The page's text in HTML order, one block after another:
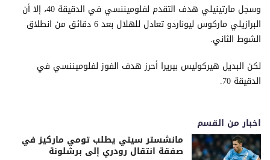
وسجل مارتينيلي هدف التقدم لفلوميننسي في الدقيقة 40، إلا أن
البرازيلي ماركوس ليوناردو تعادل للهلال بعد 6 دقائق من انطلاق
الشوط الثاني.
لكن البديل هيركوليس بيريرا أحرز هدف الفوز لفلوميننسي في
الدقيقة 70.
اخبار من القسم
مانشستر سيتي يطلب تومي ماركيز في
صفقة انتقال رودري إلى برشلونة